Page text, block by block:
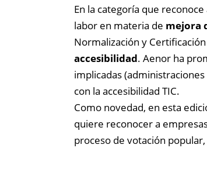
En la categoría que
labor en materia de mejora
Normalización y
accesibilidad. Aenor ha
implicadas
con la accesibilidad TIC.
Como novedad, en esta
quiere reconocer a
proceso de votación